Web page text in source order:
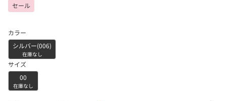
セール
カラー
シルバー(006)
在庫なし
サイズ
00
在庫なし